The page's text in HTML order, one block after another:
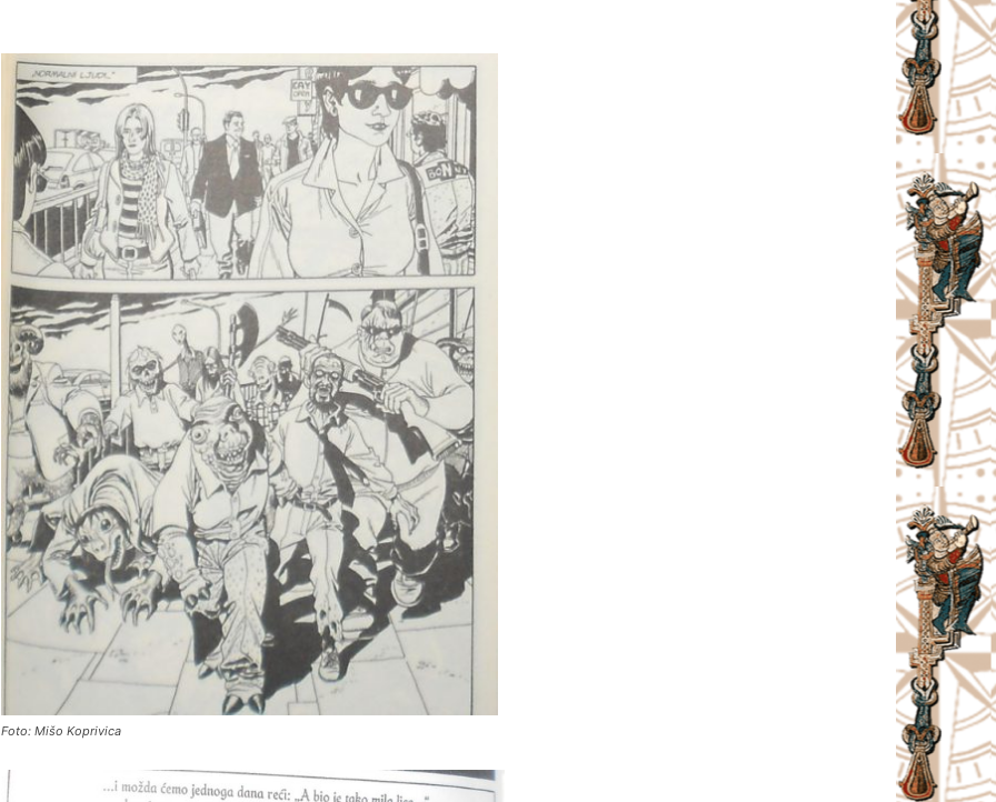
Foto: Mišo Koprivica